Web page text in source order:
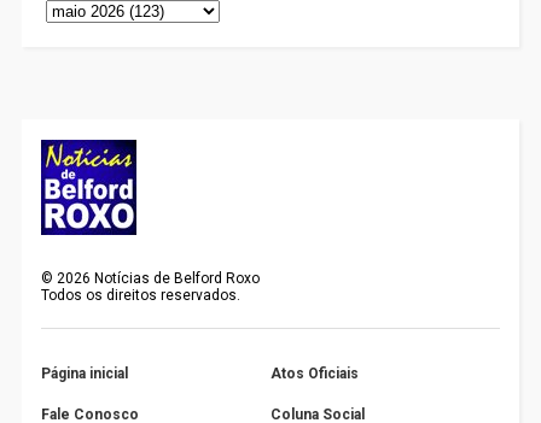
© 2026 Notícias de Belford Roxo
Todos os direitos reservados.
Página inicial Atos Oficiais
Fale Conosco Coluna Social